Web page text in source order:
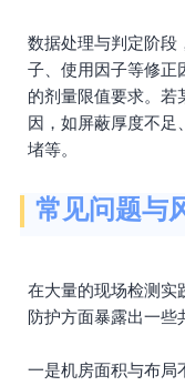
数据处理与判定阶段
子、使用因子等修正
的剂量限值要求。若
因，如屏蔽厚度不足
堵等。
常见问题与
在大量的现场检测实
防护方面暴露出一些
一是机房面积与布局